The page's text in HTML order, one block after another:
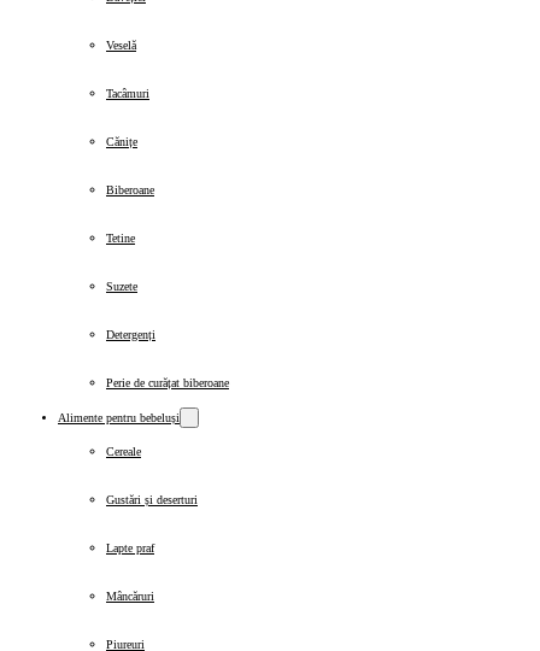
Veselă
Tacâmuri
Cănițe
Biberoane
Tetine
Suzete
Detergenți
Perie de curățat biberoane
Alimente pentru bebeluși
Cereale
Gustări și deserturi
Lapte praf
Mâncăruri
Piureuri